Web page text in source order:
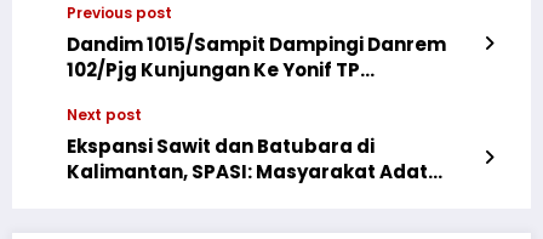
Previous post
Dandim 1015/Sampit Dampingi Danrem
102/Pjg Kunjungan Ke Yonif TP
Next post
Ekspansi Sawit dan Batubara di
Kalimantan, SPASI: Masyarakat Adat